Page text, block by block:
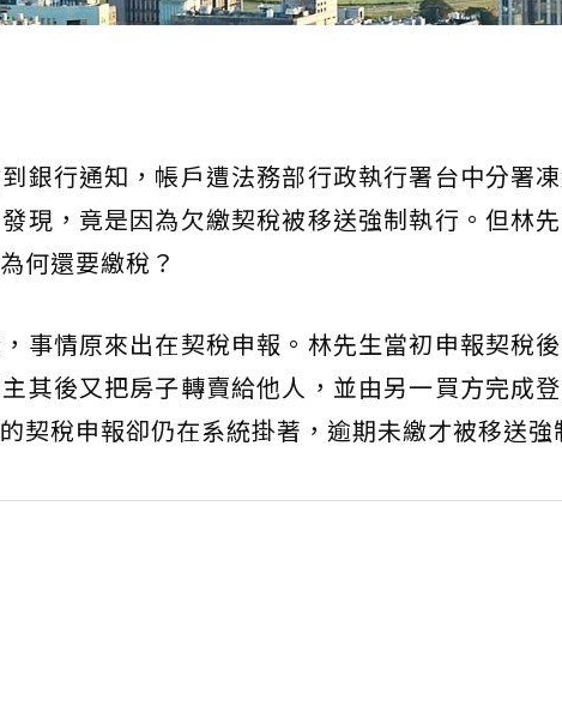
銀行通知，帳戶遭法務部行政執行署台中分署
現，竟是因為欠繳契稅被移送強制執行。但林先
何還要繳稅？
事情原來出在契稅申報。林先生當初申報契稅
其後又把房子轉賣給他人，並由另一買方完成
契稅申報卻仍在系統掛著，逾期未繳才被移送強